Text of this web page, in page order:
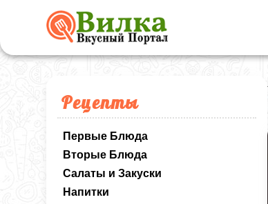
Рецепты
Первые Блюда
Вторые Блюда
Салаты и Закуски
Напитки